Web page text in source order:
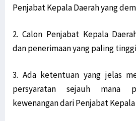
Penjabat Kepala Daerah yang
2. Calon Penjabat Kepala
dan penerimaan yang paling
3. Ada ketentuan yang jelas
persyaratan sejauh mana
kewenangan dari Penjabat Kepala